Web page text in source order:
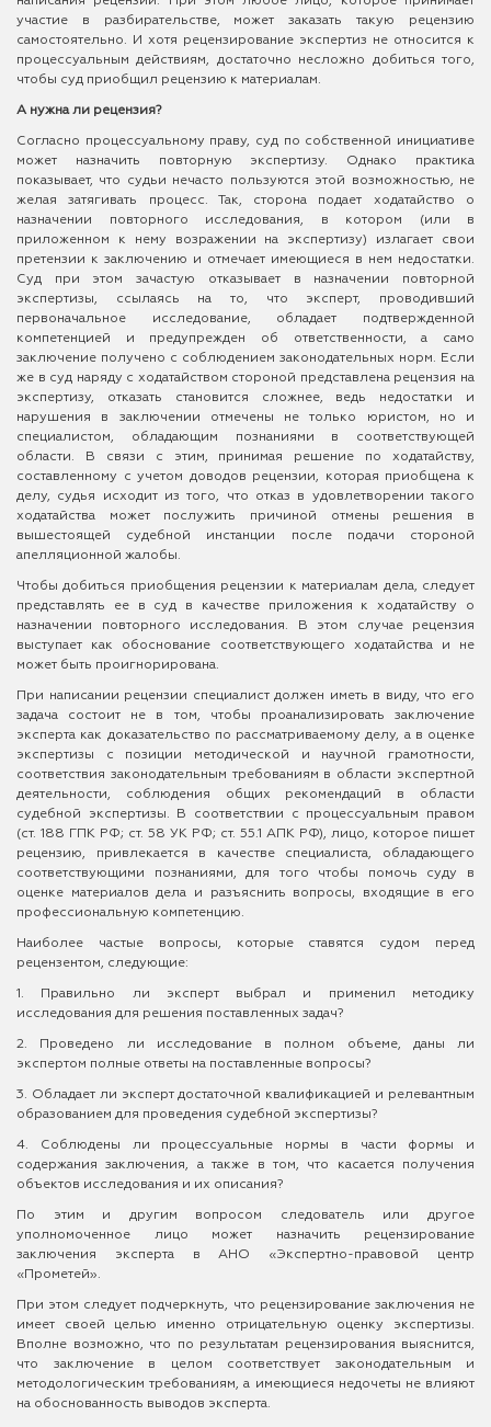
участие в разбирательстве, может заказать такую рецензию
самостоятельно. И хотя рецензирование экспертиз не относится к
процессуальным действиям, достаточно несложно добиться того,
чтобы суд приобщил рецензию к материалам.
А нужна ли рецензия?
Согласно процессуальному праву, суд по собственной инициативе
может назначить повторную экспертизу. Однако практика
показывает, что судьи нечасто пользуются этой возможностью, не
желая затягивать процесс. Так, сторона подает ходатайство о
назначении повторного исследования, в котором (или в
приложенном к нему возражении на экспертизу) излагает свои
претензии к заключению и отмечает имеющиеся в нем недостатки.
Суд при этом зачастую отказывает в назначении повторной
экспертизы, ссылаясь на то, что эксперт, проводивший
первоначальное исследование, обладает подтвержденной
компетенцией и предупрежден об ответственности, а само
заключение получено с соблюдением законодательных норм. Если
же в суд наряду с ходатайством стороной представлена рецензия на
экспертизу, отказать становится сложнее, ведь недостатки и
нарушения в заключении отмечены не только юристом, но и
специалистом, обладающим познаниями в соответствующей
области. В связи с этим, принимая решение по ходатайству,
составленному с учетом доводов рецензии, которая приобщена к
делу, судья исходит из того, что отказ в удовлетворении такого
ходатайства может послужить причиной отмены решения в
вышестоящей судебной инстанции после подачи стороной
апелляционной жалобы.
Чтобы добиться приобщения рецензии к материалам дела, следует
представлять ее в суд в качестве приложения к ходатайству о
назначении повторного исследования. В этом случае рецензия
выступает как обоснование соответствующего ходатайства и не
может быть проигнорирована.
При написании рецензии специалист должен иметь в виду, что его
задача состоит не в том, чтобы проанализировать заключение
эксперта как доказательство по рассматриваемому делу, а в оценке
экспертизы с позиции методической и научной грамотности,
соответствия законодательным требованиям в области экспертной
деятельности, соблюдения общих рекомендаций в области
судебной экспертизы. В соответствии с процессуальным правом
(ст. 188 ГПК РФ; ст. 58 УК РФ; ст. 55.1 АПК РФ), лицо, которое пишет
рецензию, привлекается в качестве специалиста, обладающего
соответствующими познаниями, для того чтобы помочь суду в
оценке материалов дела и разъяснить вопросы, входящие в его
профессиональную компетенцию.
Наиболее частые вопросы, которые ставятся судом перед
рецензентом, следующие:
1. Правильно ли эксперт выбрал и применил методику
исследования для решения поставленных задач?
2. Проведено ли исследование в полном объеме, даны ли
экспертом полные ответы на поставленные вопросы?
3. Обладает ли эксперт достаточной квалификацией и релевантным
образованием для проведения судебной экспертизы?
4. Соблюдены ли процессуальные нормы в части формы и
содержания заключения, а также в том, что касается получения
объектов исследования и их описания?
По этим и другим вопросом следователь или другое
уполномоченное лицо может назначить рецензирование
заключения эксперта в АНО «Экспертно-правовой центр
«Прометей».
При этом следует подчеркнуть, что рецензирование заключения не
имеет своей целью именно отрицательную оценку экспертизы.
Вполне возможно, что по результатам рецензирования выяснится,
что заключение в целом соответствует законодательным и
методологическим требованиям, а имеющиеся недочеты не влияют
на обоснованность выводов эксперта.